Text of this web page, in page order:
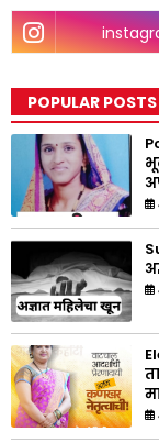
POPULAR POSTS